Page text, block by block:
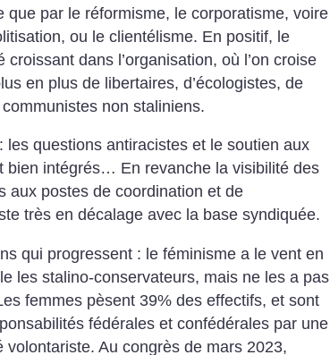
que par le réformisme, le corporatisme, voire
ou le clientélisme. En positif, le
croissant dans l’organisation, où l’on croise
en plus de libertaires, d’écologistes, de
non staliniens.
les questions antiracistes et le soutien aux
bien intégrés… En revanche la visibilité des
aux postes de coordination et de
très en décalage avec la base syndiquée.
qui progressent : le féminisme a le vent en
les stalino-conservateurs, mais ne les a pas
femmes pèsent 39% des effectifs, et sont
fédérales et confédérales par une
volontariste. Au congrès de mars 2023,